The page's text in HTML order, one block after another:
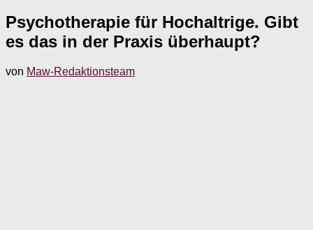
Psychotherapie für Hochaltrige. Gibt
es das in der Praxis überhaupt?
von Maw-Redaktionsteam